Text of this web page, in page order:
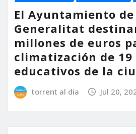
El Ayuntamiento
Generalitat
millones de euros
climatización de 19
educativos de la
torrent al dia Jul 20,